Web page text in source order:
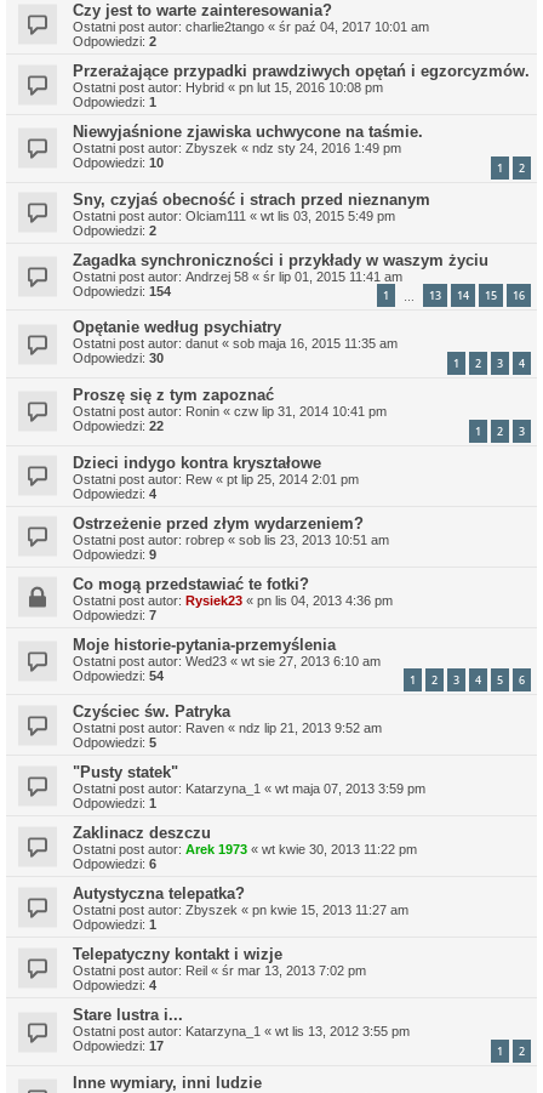
Czy jest to warte zainteresowania?
Ostatni post autor: charlie2tango « śr paź 04, 2017 10:01 am
Odpowiedzi: 2
Przerażające przypadki prawdziwych opętań i egzorcyzmów.
Ostatni post autor: Hybrid « pn lut 15, 2016 10:08 pm
Odpowiedzi: 1
Niewyjaśnione zjawiska uchwycone na taśmie.
Ostatni post autor: Zbyszek « ndz sty 24, 2016 1:49 pm
Odpowiedzi: 10 1 2
Sny, czyjaś obecność i strach przed nieznanym
Ostatni post autor: Olciam111 « wt lis 03, 2015 5:49 pm
Odpowiedzi: 2
Zagadka synchroniczności i przykłady w waszym życiu
Ostatni post autor: Andrzej 58 « śr lip 01, 2015 11:41 am
Odpowiedzi: 154 1 13 14 15 16
Opętanie według psychiatry
Ostatni post autor: danut « sob maja 16, 2015 11:35 am
Odpowiedzi: 30 1 2 3 4
Proszę się z tym zapoznać
Ostatni post autor: Ronin « czw lip 31, 2014 10:41 pm
Odpowiedzi: 22 1 2 3
Dzieci indygo kontra kryształowe
Ostatni post autor: Rew « pt lip 25, 2014 2:01 pm
Odpowiedzi: 4
Ostrzeżenie przed złym wydarzeniem?
Ostatni post autor: robrep « sob lis 23, 2013 10:51 am
Odpowiedzi: 9
Co mogą przedstawiać te fotki?
Ostatni post autor: Rysiek23 « pn lis 04, 2013 4:36 pm
Odpowiedzi: 7
Moje historie-pytania-przemyślenia
Ostatni post autor: Wed23 « wt sie 27, 2013 6:10 am
Odpowiedzi: 54 1 2 3 4 5 6
Czyściec św. Patryka
Ostatni post autor: Raven « ndz lip 21, 2013 9:52 am
Odpowiedzi: 5
"Pusty statek"
Ostatni post autor: Katarzyna_1 « wt maja 07, 2013 3:59 pm
Odpowiedzi: 1
Zaklinacz deszczu
Ostatni post autor: Arek 1973 « wt kwie 30, 2013 11:22 pm
Odpowiedzi: 6
Autystyczna telepatka?
Ostatni post autor: Zbyszek « pn kwie 15, 2013 11:27 am
Odpowiedzi: 1
Telepatyczny kontakt i wizje
Ostatni post autor: Reil « śr mar 13, 2013 7:02 pm
Odpowiedzi: 4
Stare lustra i...
Ostatni post autor: Katarzyna_1 « wt lis 13, 2012 3:55 pm
Odpowiedzi: 17 1 2
Inne wymiary, inni ludzie